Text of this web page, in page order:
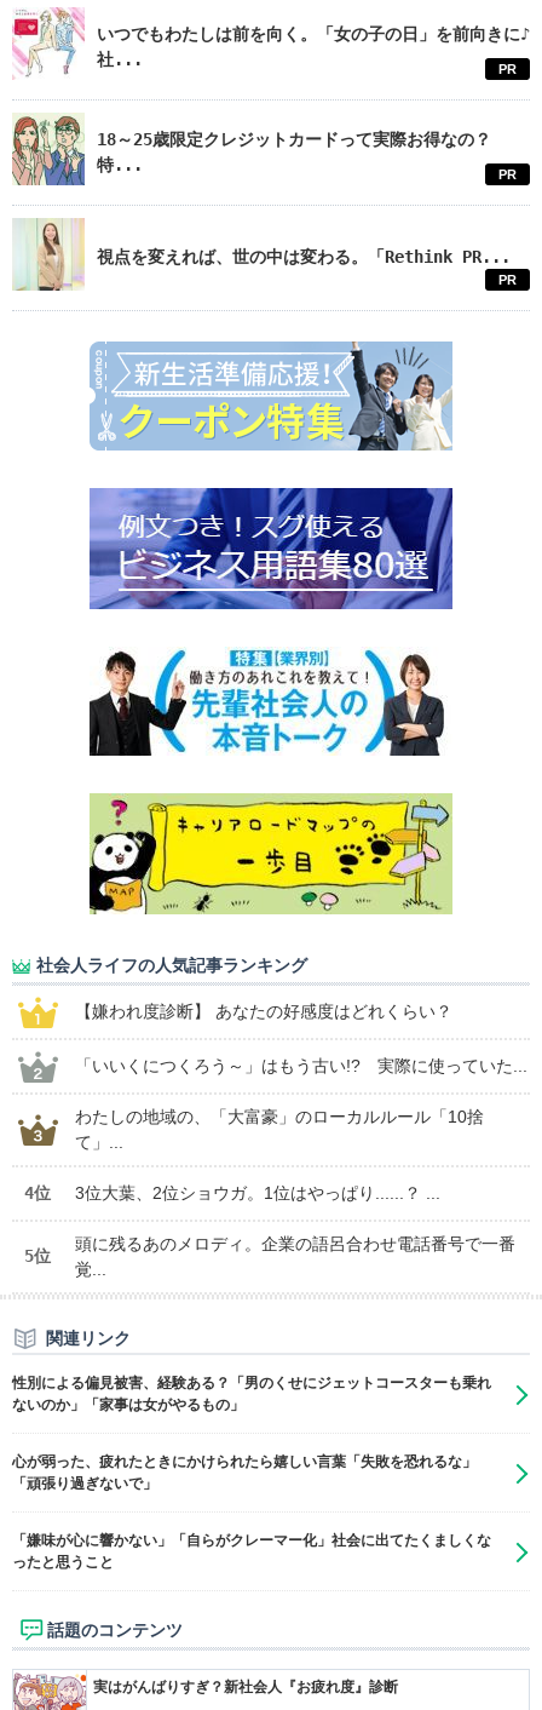
いつでもわたしは前を向く。「女の子の日」を前向きに♪
社...
PR
18～25歳限定クレジットカードって実際お得なの？
特...
PR
視点を変えれば、世の中は変わる。「Rethink PR...
PR
社会人ライフの人気記事ランキング
【嫌われ度診断】 あなたの好感度はどれくらい？
「いいくにつくろう～」はもう古い!? 実際に使っていた...
わたしの地域の、「大富豪」のローカルルール「10捨
て」...
4位 3位大葉、2位ショウガ。1位はやっぱり......？ ...
5位
頭に残るあのメロディ。企業の語呂合わせ電話番号で一番
覚...
関連リンク
性別による偏見被害、経験ある？「男のくせにジェットコースターも乗れ
ないのか」「家事は女がやるもの」
心が弱った、疲れたときにかけられたら嬉しい言葉「失敗を恐れるな」
「頑張り過ぎないで」
「嫌味が心に響かない」「自らがクレーマー化」社会に出てたくましくな
ったと思うこと
話題のコンテンツ
実はがんばりすぎ？新社会人『お疲れ度』診断